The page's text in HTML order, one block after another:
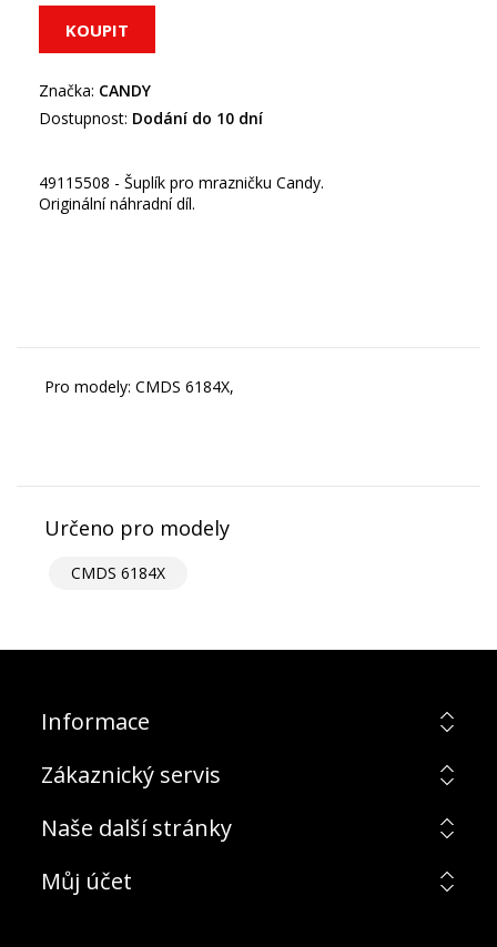
Značka: CANDY
Dostupnost: Dodání do 10 dní
49115508 - Šuplík pro mrazničku Candy.
Originální náhradní díl.
Pro modely: CMDS 6184X,
Určeno pro modely
CMDS 6184X
Informace
Zákaznický servis
Naše další stránky
Můj účet